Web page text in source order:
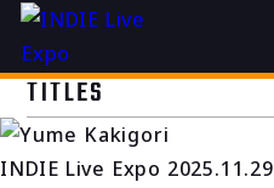
TITLES
INDIE Live Expo 2025.11.29